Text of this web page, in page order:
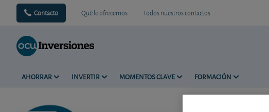
Contacto Qué le ofrecemos Todos nuestros contactos
AHORRAR INVERTIR MOMENTOS CLAVE FORMACIÓN